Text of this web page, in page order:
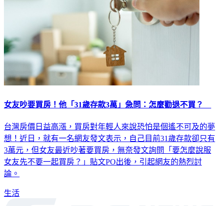
女友吵要買房！他「31歲存款3萬」急問：怎麼勸退不買？
台灣房價日益高漲，買房對年輕人來說恐怕是個遙不可及的夢
想！近日，就有一名網友發文表示，自己目前31歲存款卻只有
3萬元，但女友最近吵著要買房，無奈發文詢問「要怎麼說服
女友先不要一起買房？」貼文PO出後，引起網友的熱烈討
論。
生活